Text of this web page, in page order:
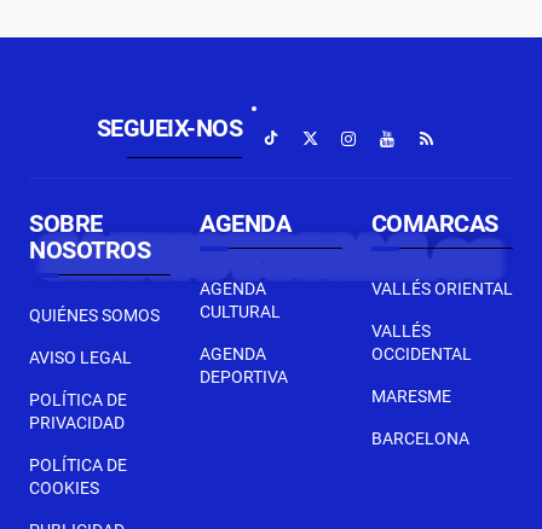
SEGUEIX-NOS
SOBRE
NOSOTROS
QUIÉNES SOMOS
AVISO LEGAL
POLÍTICA DE
PRIVACIDAD
POLÍTICA DE
COOKIES
AGENDA
AGENDA
CULTURAL
AGENDA
DEPORTIVA
COMARCAS
VALLÉS ORIENTAL
VALLÉS
OCCIDENTAL
MARESME
BARCELONA